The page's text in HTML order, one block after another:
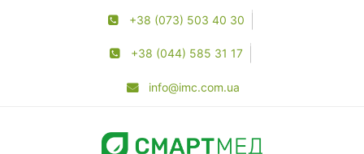
+38 (073) 503 40 30
+38 (044) 585 31 17
info@imc.com.ua